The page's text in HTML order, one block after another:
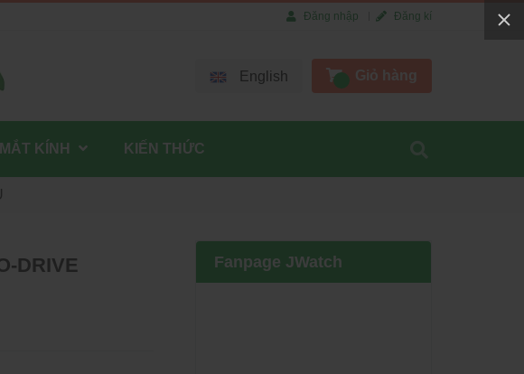
DRIVE
Fanpage JWatch
Đăng nhập Đăng kí
English Giỏ hàng
MẮT KÍNH KIẾN THỨC